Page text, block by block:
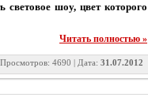
световое шоу, цвет которого
Читать полностью »
4690 | Дата: 31.07.2012